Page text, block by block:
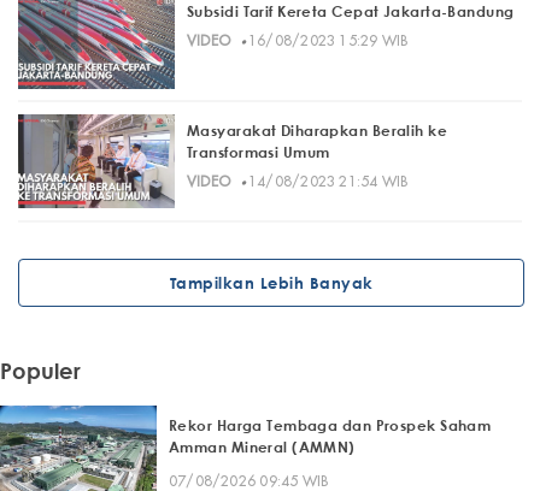
Subsidi Tarif Kereta Cepat Jakarta-Bandung
VIDEO· 16/08/2023 15:29 WIB
Masyarakat Diharapkan Beralih ke
Transformasi Umum
VIDEO· 14/08/2023 21:54 WIB
Tampilkan Lebih Banyak
Populer
Rekor Harga Tembaga dan Prospek Saham
Amman Mineral (AMMN)
07/08/2026 09:45 WIB